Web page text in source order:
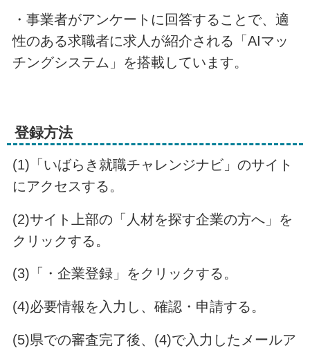
・事業者がアンケートに回答することで、適
性のある求職者に求人が紹介される「AIマッ
チングシステム」を搭載しています。
登録方法
(1)「いばらき就職チャレンジナビ」のサイト
にアクセスする。
(2)サイト上部の「人材を探す企業の方へ」を
クリックする。
(3)「・企業登録」をクリックする。
(4)必要情報を入力し、確認・申請する。
(5)県での審査完了後、(4)で入力したメールア